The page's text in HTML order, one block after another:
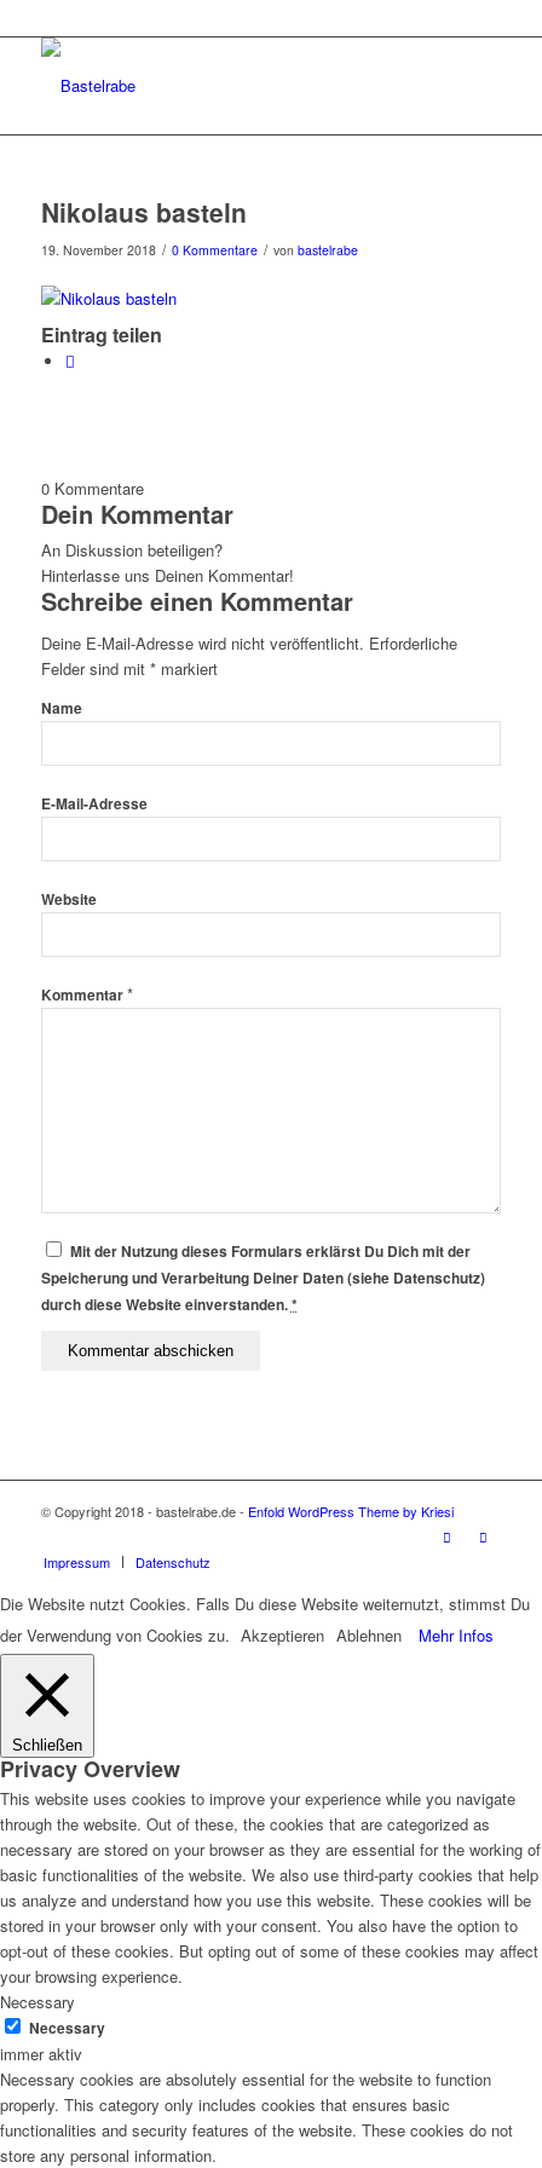
Nikolaus basteln
19. November 2018 / 0 Kommentare / von bastelrabe
Eintrag teilen
0 Kommentare
Dein Kommentar
An Diskussion beteiligen?
Hinterlasse uns Deinen Kommentar!
Schreibe einen Kommentar
Deine E-Mail-Adresse wird nicht veröffentlicht. Erforderliche
Felder sind mit *markiert
Name
E-Mail-Adresse
Website
Kommentar*
Mit der Nutzung dieses Formulars erklärst Du Dich mit der
Speicherung und Verarbeitung Deiner Daten (siehe Datenschutz)
durch diese Website einverstanden.*
© Copyright 2018 - bastelrabe.de - Enfold WordPress Theme by Kriesi
Impressum Datenschutz
Die Website nutzt Cookies. Falls Du diese Website weiternutzt, stimmst Du
der Verwendung von Cookies zu. Akzeptieren Ablehnen Mehr Infos
Schließen
Privacy Overview
This website uses cookies to improve your experience while you navigate
through the website. Out of these, the cookies that are categorized as
necessary are stored on your browser as they are essential for the working of
basic functionalities of the website. We also use third-party cookies that help
us analyze and understand how you use this website. These cookies will be
stored in your browser only with your consent. You also have the option to
opt-out of these cookies. But opting out of some of these cookies may affect
your browsing experience.
Necessary
Necessary
immer aktiv
Necessary cookies are absolutely essential for the website to function
properly. This category only includes cookies that ensures basic
functionalities and security features of the website. These cookies do not
store any personal information.